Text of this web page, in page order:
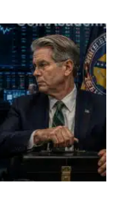
sans prévenir la